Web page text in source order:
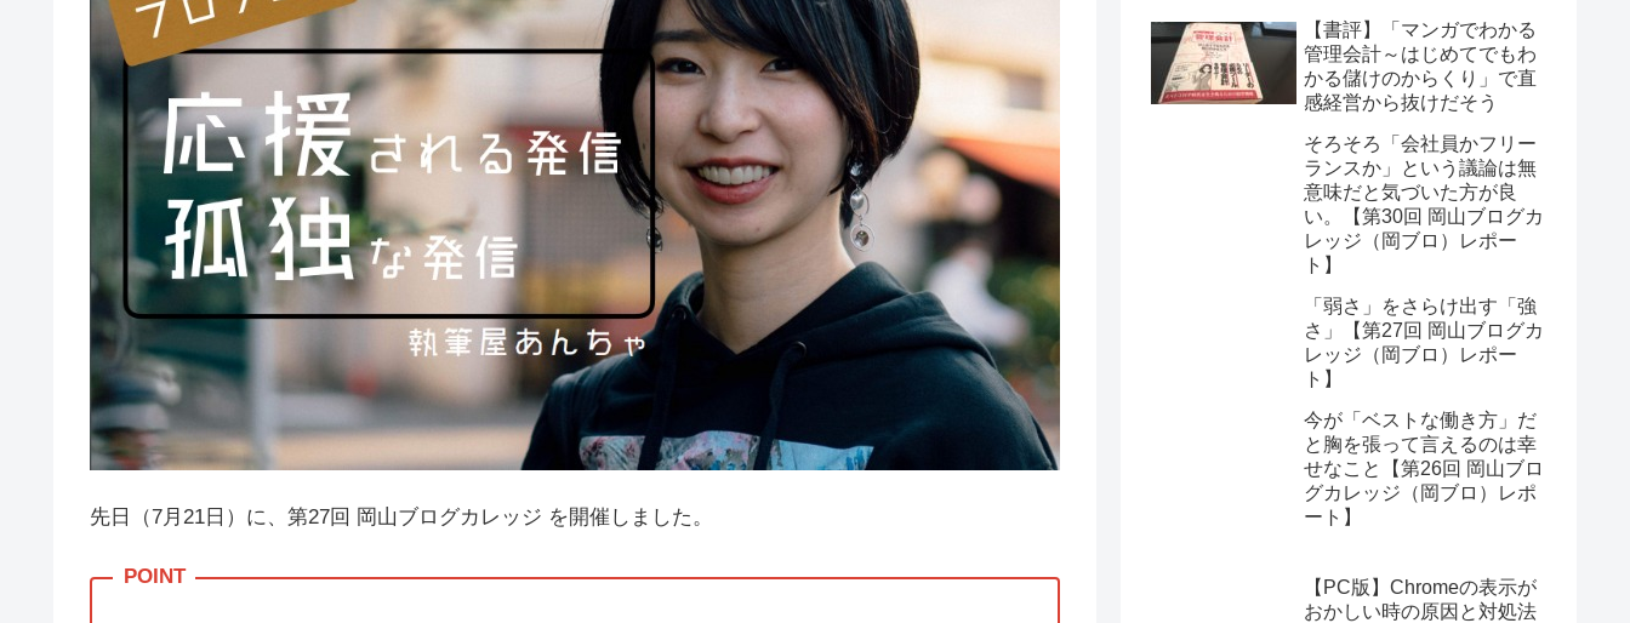
先日（7月21日）に、第27回 岡山ブログカレッジ を開催しました。
【書評】「マンガでわかる
管理会計～はじめてでもわ
かる儲けのからくり」で直
感経営から抜けだそう
そろそろ「会社員かフリー
ランスか」という議論は無
意味だと気づいた方が良
い。【第30回 岡山ブログカ
レッジ（岡ブロ）レポー
ト】
「弱さ」をさらけ出す「強
さ」【第27回 岡山ブログカ
レッジ（岡ブロ）レポー
ト】
今が「ベストな働き方」だ
と胸を張って言えるのは幸
せなこと【第26回 岡山ブロ
グカレッジ（岡ブロ）レポ
ート】
【PC版】Chromeの表示が
おかしい時の原因と対処法